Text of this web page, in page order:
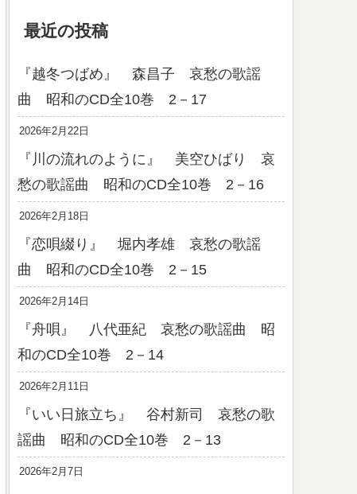
最近の投稿
『越冬つばめ』 森昌子 哀愁の歌謡
曲 昭和のCD全10巻 2－17
2026年2月22日
『川の流れのように』 美空ひばり 哀
愁の歌謡曲 昭和のCD全10巻 2－16
2026年2月18日
『恋唄綴り』 堀内孝雄 哀愁の歌謡
曲 昭和のCD全10巻 2－15
2026年2月14日
『舟唄』 八代亜紀 哀愁の歌謡曲 昭
和のCD全10巻 2－14
2026年2月11日
『いい日旅立ち』 谷村新司 哀愁の歌
謡曲 昭和のCD全10巻 2－13
2026年2月7日